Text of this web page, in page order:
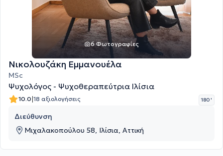
6 Φωτογραφίες
Νικολουζάκη Εμμανουέλα
MSc
Ψυχολόγος - Ψυχοθεραπεύτρια Ιλίσια
10.0|18 αξιολογήσεις 180 '
Διεύθυνση
Μιχαλακοπούλου 58, Ιλίσια, Αττική